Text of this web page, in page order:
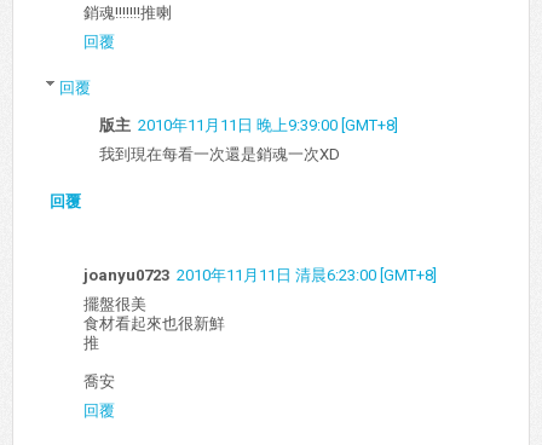
銷魂!!!!!!!推喇
回覆
回覆
版主 2010年11月11日 晚上9:39:00 [GMT+8]
我到現在每看一次還是銷魂一次XD
回覆
joanyu0723 2010年11月11日 清晨6:23:00 [GMT+8]
擺盤很美
食材看起來也很新鮮
推
喬安
回覆